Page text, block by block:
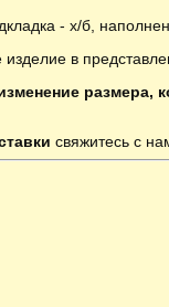
- х/б,
изделие в
размера,
свяжитесь с